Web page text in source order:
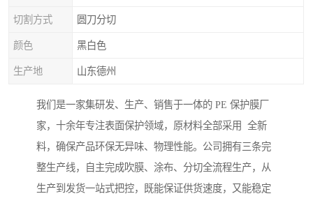
切割方式 圆刀分切
颜色 黑白色
生产地 山东德州
我们是一家集研发、生产、销售于一体的 PE 保护膜厂
家，十余年专注表面保护领域，原材料全部采用 全新
料，确保产品环保无异味、物理性能。公司拥有三条完
整生产线，自主完成吹膜、涂布、分切全流程生产，从
生产到发货一站式把控，既能保证供货速度，又能稳定